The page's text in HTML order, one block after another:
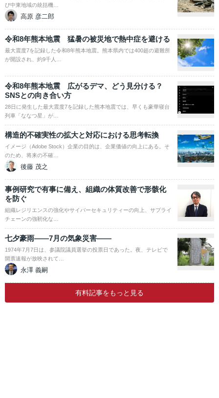
び中東地域の統括機…
高原 彦二郎
令和8年熊本地震 猛暑の被災地で熱中症を避ける
最大震度7を記録した令和8年熊本地震。熊本県内では400超の避難所
が開設され、約9千人…
令和8年熊本地震 広がるデマ、どう見分ける？
SNSとの向き合い方
28日に発生した最大震度7を記録した熊本地震では、早くも豪華寝台
列車「ななつ星」が…
構造的不確実性の拡大と対応における思考転換
イメージ（Adobe Stock）企業の目的は、企業価値の向上にある。そ
のため、将来の不確…
後藤 茂之
事例研究で有事に備え、組織の体質改善で形骸化
を防ぐ
組織レジリエンスの強化やサイバーセキュリティーの向上、サプライ
チェーンの強靭化な…
七夕豪雨――7月の気象災害――
1974年7月7日は、参議院議員選挙の投票日であった。夜、テレビで
開票速報が放映されて…
永澤 義嗣
有料記事をもっと見る